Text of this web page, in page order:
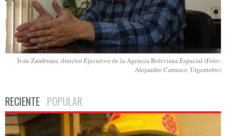
Iván Zambrana, director Ejecutivo de la Agencia Boliviana Espacial (Foto:
Alejandro Carrasco, Urgentebo)
RECIENTE POPULAR